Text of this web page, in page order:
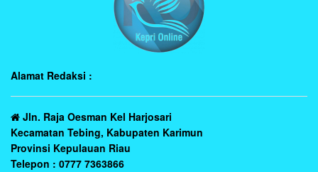
Alamat Redaksi :
Jln. Raja Oesman Kel Harjosari
Kecamatan Tebing, Kabupaten Karimun
Provinsi Kepulauan Riau
Telepon : 0777 7363866